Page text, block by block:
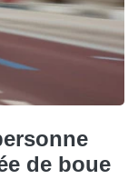
de boue